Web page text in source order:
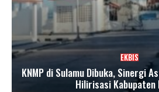
EKBIS
KNMP di Sulamu Dibuka, Sinergi
Hilirisasi Kabupaten